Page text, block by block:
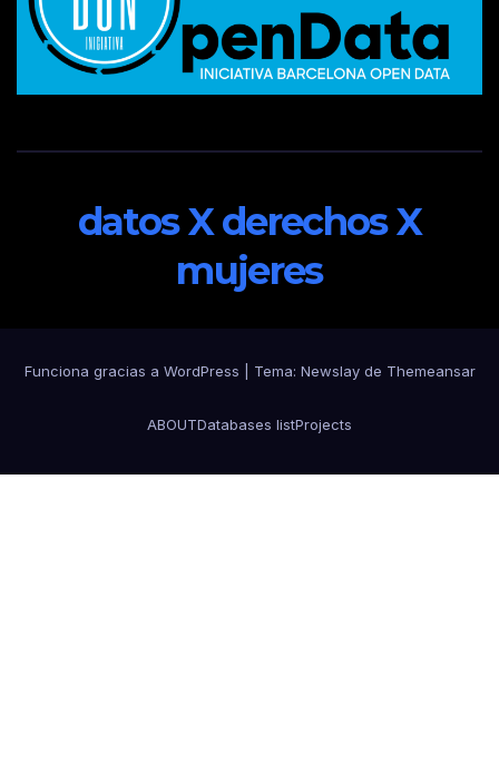
datos X derechos X
mujeres
Funciona gracias a WordPress Tema: Newslayde Themeansar
ABOUTDatabases listProjects